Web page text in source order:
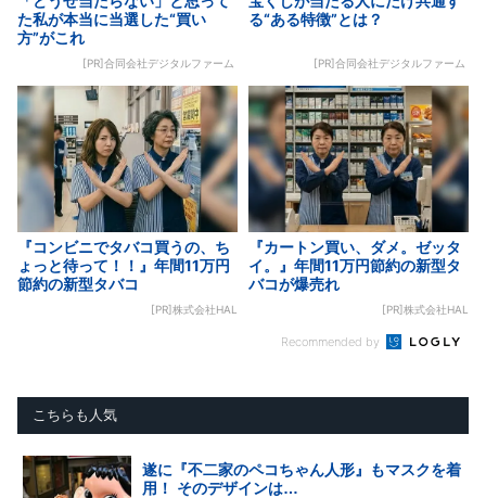
た私が本当に当選した“買い
方”がこれ
[PR]合同会社デジタルファーム
る“ある特徴”とは？
[PR]合同会社デジタルファーム
『コンビニでタバコ買うの、ち
ょっと待って！！』年間11万円
節約の新型タバコ
[PR]株式会社HAL
『カートン買い、ダメ。ゼッタ
イ。』年間11万円節約の新型タ
バコが爆売れ
[PR]株式会社HAL
Recommended by
こちらも人気
遂に『不二家のペコちゃん人形』もマスクを着
用！ そのデザインは…